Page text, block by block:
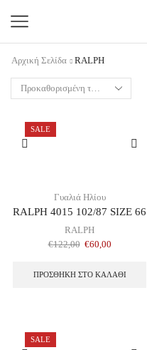
Αρχική Σελίδα RALPH
SALE
Γυαλιά Ηλίου
RALPH 4015 102/87 SIZE 66
RALPH
€122,00 €60,00
ΠΡΟΣΘΉΚΗ ΣΤΟ ΚΑΛΆΘΙ
SALE